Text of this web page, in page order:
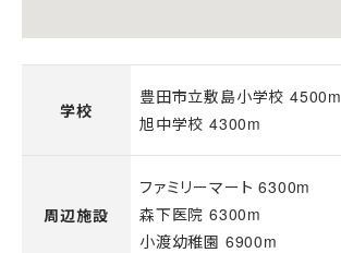
学校
豊田市立敷島小学校 4500m
旭中学校 4300m
周辺施設
ファミリーマート 6300m
森下医院 6300m
小渡幼稚園 6900m